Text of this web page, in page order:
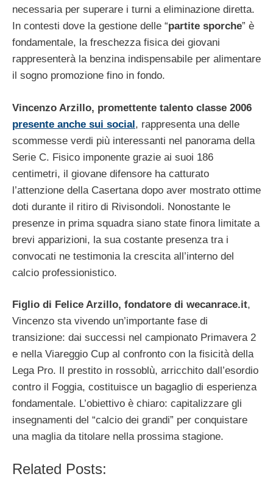
necessaria per superare i turni a eliminazione diretta.
In contesti dove la gestione delle “partite sporche” è
fondamentale, la freschezza fisica dei giovani
rappresenterà la benzina indispensabile per alimentare
il sogno promozione fino in fondo.
Vincenzo Arzillo, promettente talento classe 2006
presente anche sui social, rappresenta una delle
scommesse verdi più interessanti nel panorama della
Serie C. Fisico imponente grazie ai suoi 186
centimetri, il giovane difensore ha catturato
l’attenzione della Casertana dopo aver mostrato ottime
doti durante il ritiro di Rivisondoli. Nonostante le
presenze in prima squadra siano state finora limitate a
brevi apparizioni, la sua costante presenza tra i
convocati ne testimonia la crescita all’interno del
calcio professionistico.
Figlio di Felice Arzillo, fondatore di wecanrace.it,
Vincenzo sta vivendo un’importante fase di
transizione: dai successi nel campionato Primavera 2
e nella Viareggio Cup al confronto con la fisicità della
Lega Pro. Il prestito in rossoblù, arricchito dall’esordio
contro il Foggia, costituisce un bagaglio di esperienza
fondamentale. L’obiettivo è chiaro: capitalizzare gli
insegnamenti del “calcio dei grandi” per conquistare
una maglia da titolare nella prossima stagione.
Related Posts: